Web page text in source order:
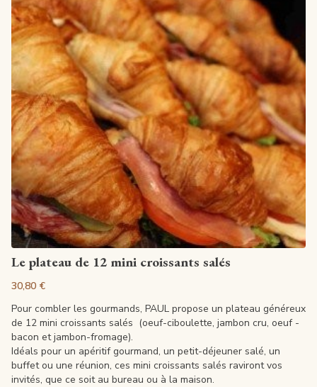
Artikel anzeigen
Le plateau de 12 mini croissants salés
30,80 €
Pour combler les gourmands, PAUL propose un plateau généreux
de 12 mini croissants salés (oeuf-ciboulette, jambon cru, oeuf -
bacon et jambon-fromage).
Idéals pour un apéritif gourmand, un petit-déjeuner salé, un
buffet ou une réunion, ces mini croissants salés raviront vos
invités, que ce soit au bureau ou à la maison.